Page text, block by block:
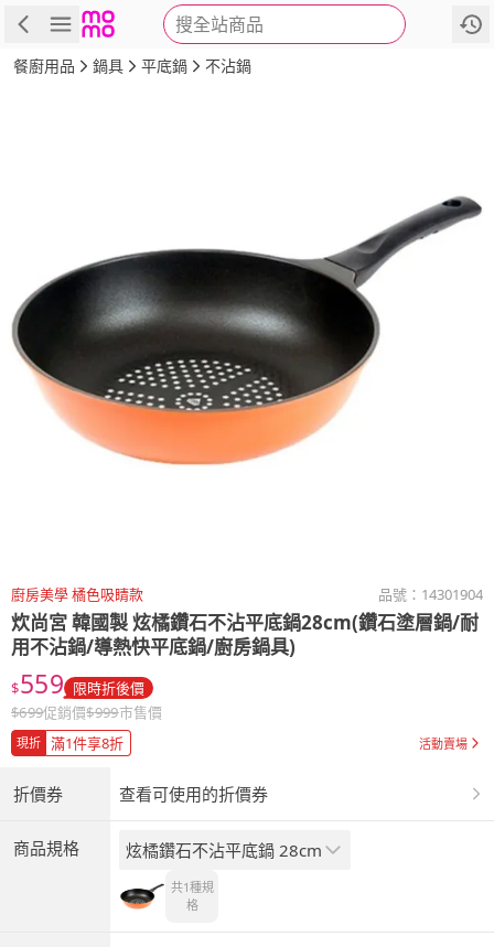
搜全站商品
商品 評價 詳情
餐廚用品 鍋具 平底鍋 不沾鍋
廚房美學 橘色吸睛款 品號： 14301904
炊尚宮韓國製 炫橘鑽石不沾平底鍋28cm(鑽石塗層鍋/耐
用不沾鍋/導熱快平底鍋/廚房鍋具)
$559 限時折後價
$699促銷價$999市售價
現折 滿1件享8折 活動賣場
折價券 查看可使用的折價券
商品規格 炫橘鑽石不沾平底鍋 28cm
共1種規
格